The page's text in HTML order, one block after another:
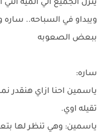
ينزل الجميع الي الميه التي
ويبداو في السباحه..
ببعض الصعوبه
ساره:
ياسمين احنا ازاي هنقدر
تقيله اوي.
ياسمين: وهي تنظر لها